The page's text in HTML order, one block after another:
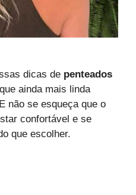
dicas de penteados
ainda mais linda
não se esqueça que o
confortável e se
que escolher.